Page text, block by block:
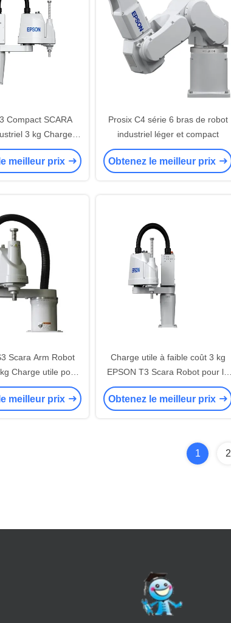
Compact SCARA
3 kg Charge
et le
meilleur prix
Prosix C4 série 6 bras de robot
industriel léger et compact
Obtenez le meilleur prix
Scara Arm Robot
Charge utile pour
et le placement
meilleur prix
Charge utile à faible coût 3 kg
EPSON T3 Scara Robot pour le
ramassage et le placement
Obtenez le meilleur prix
1 2